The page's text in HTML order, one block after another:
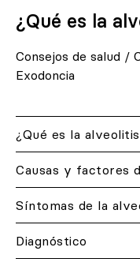
¿Qué es la
Consejos de salud /
Exodoncia
¿Qué es la
Causas y factores
Síntomas de la
Diagnóstico